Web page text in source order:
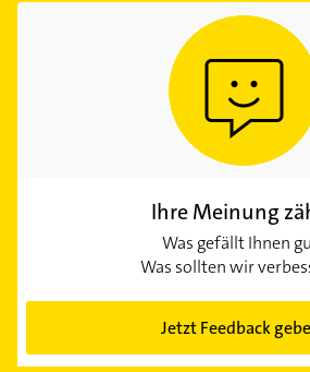
Ihre Meinung
Was gefällt Ihnen
Was sollten wir
Jetzt Feedback